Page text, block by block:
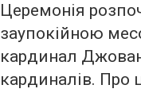
Церемонія
заупокійною
кардинал
кардиналів. Про